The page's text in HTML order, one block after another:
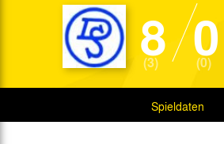
8
(3) 0
(0)
Spieldaten